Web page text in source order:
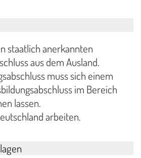
staatlich anerkannten
aus dem Ausland.
muss sich einem
im Bereich
lassen.
arbeiten.